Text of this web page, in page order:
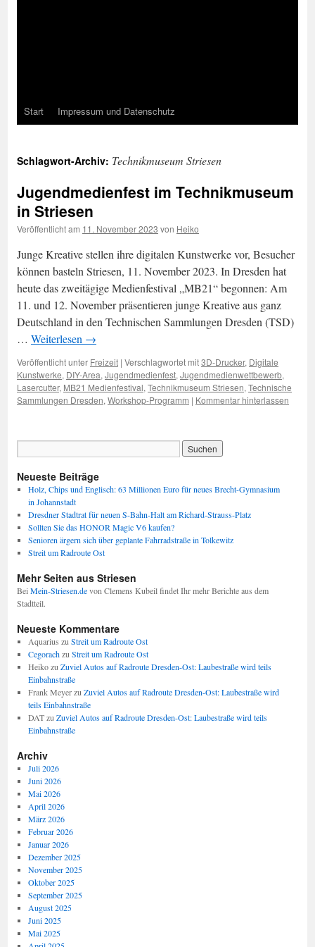
Start Impressum und Datenschutz
Schlagwort-Archiv: Technikmuseum Striesen
Jugendmedienfest im Technikmuseum
in Striesen
Veröffentlicht am 11. November 2023 von Heiko
Junge Kreative stellen ihre digitalen Kunstwerke vor, Besucher
können basteln Striesen, 11. November 2023. In Dresden hat
heute das zweitägige Medienfestival „MB21“ begonnen: Am
11. und 12. November präsentieren junge Kreative aus ganz
Deutschland in den Technischen Sammlungen Dresden (TSD)
… Weiterlesen →
Veröffentlicht unter Freizeit | Verschlagwortet mit3D-Drucker, Digitale
Kunstwerke, DIY-Area, Jugendmedienfest, Jugendmedienwettbewerb,
Lasercutter, MB21 Medienfestival, Technikmuseum Striesen, Technische
Sammlungen Dresden, Workshop-Programm | Kommentar hinterlassen
Neueste Beiträge
Holz, Chips und Englisch: 63 Millionen Euro für neues Brecht-Gymnasium
in Johannstadt
Dresdner Stadtrat für neuen S-Bahn-Halt am Richard-Strauss-Platz
Sollten Sie das HONOR Magic V6 kaufen?
Senioren ärgern sich über geplante Fahrradstraße in Tolkewitz
Streit um Radroute Ost
Mehr Seiten aus Striesen
Bei Mein-Striesen.devon Clemens Kubeil findet Ihr mehr Berichte aus dem
Stadtteil.
Neueste Kommentare
Aquarius zu Streit um Radroute Ost
Cegorachzu Streit um Radroute Ost
Heikozu Zuviel Autos auf Radroute Dresden-Ost: Laubestraße wird teils
Einbahnstraße
Frank Meyerzu Zuviel Autos auf Radroute Dresden-Ost: Laubestraße wird
teils Einbahnstraße
DATzu Zuviel Autos auf Radroute Dresden-Ost: Laubestraße wird teils
Einbahnstraße
Archiv
Juli 2026
Juni 2026
Mai 2026
April 2026
März 2026
Februar 2026
Januar 2026
Dezember 2025
November 2025
Oktober 2025
September 2025
August 2025
Juni 2025
Mai 2025